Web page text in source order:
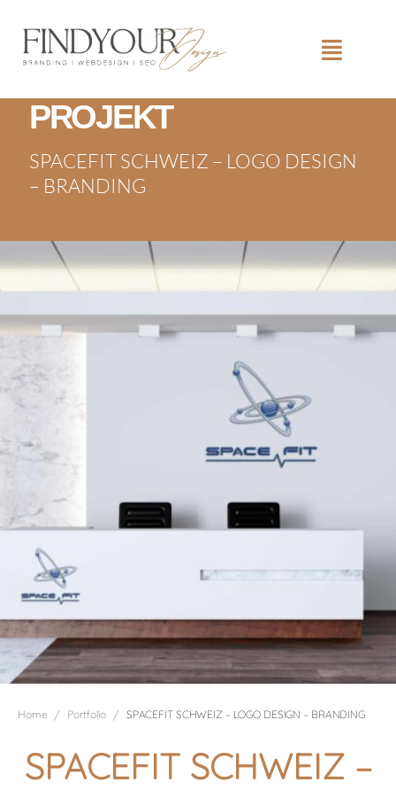
PROJEKT
SPACEFIT SCHWEIZ – LOGO DESIGN
– BRANDING
Home / Portfolio / SPACEFIT SCHWEIZ – LOGO DESIGN – BRANDING
SPACEFIT SCHWEIZ –